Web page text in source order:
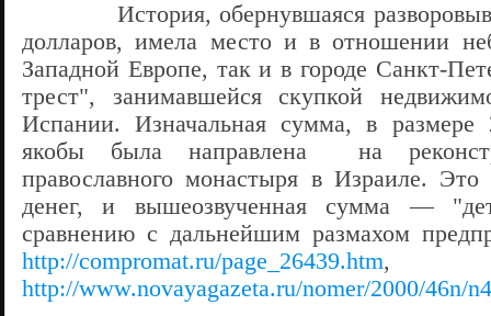
История, обернувшаяся
долларов, имела местои в отношении
Западной Европе, так и в городе Санкт-
трест", занимавшейся скупкой
Испании. Изначальная сумма, в размере
якобы была направлена на
православного монастыря в Израиле.
денег, и вышеозвученная сумма —
сравнению с дальнейшим
http://compromat.ru/page_26439.htm,
http://www.novayagazeta.ru/nomer/2000/46n/